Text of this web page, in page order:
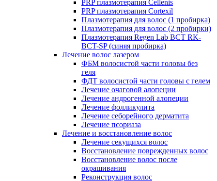
PRP плазмотерапия Cellenis
PRP плазмотерапия Cortexil
Плазмотерапия для волос (1 пробирка)
Плазмотерапия для волос (2 пробирки)
Плазмотерапия Regen Lab BCT RK-
BCT-SP (синяя пробирка)
Лечение волос лазером
ФБМ волосистой части головы без
геля
ФДТ волосистой части головы с гелем
Лечение очаговой алопеции
Лечение андрогенной алопеции
Лечение фолликулита
Лечение себорейного дерматита
Лечение псориаза
Лечение и восстановление волос
Лечение секущихся волос
Восстановление поврежденных волос
Восстановление волос после
окрашивания
Реконструкция волос